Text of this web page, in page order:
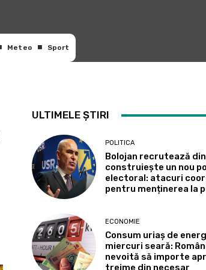
Meteo Sport
ULTIMELE ȘTIRI
POLITICA
Bolojan recrutează din
construiește un nou
electoral: atacuri
pentru menținerea la
ECONOMIE
Consum uriaș de
miercuri seară:
nevoită să importe
treime din necesar